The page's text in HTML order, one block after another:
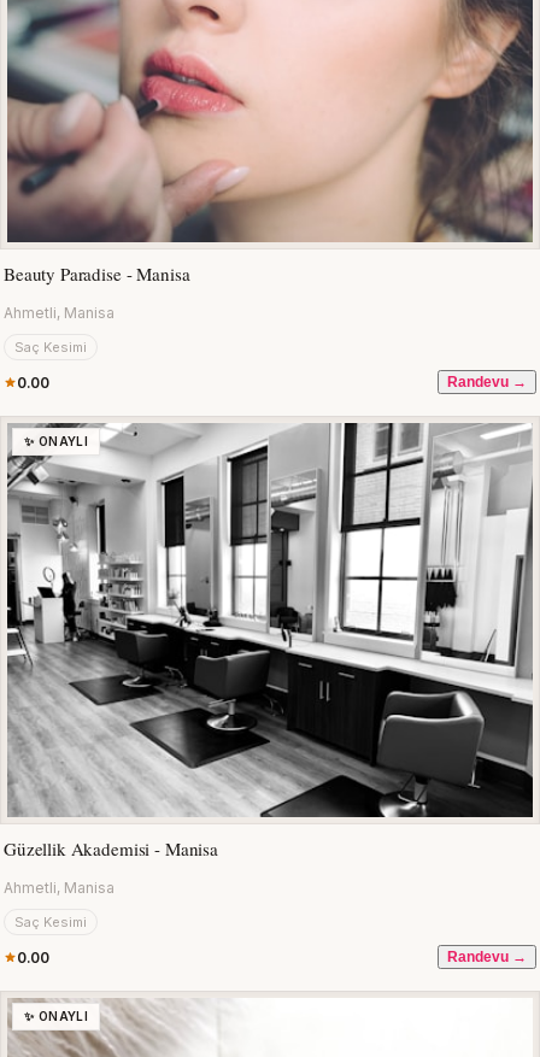
Beauty Paradise - Manisa
Ahmetli, Manisa
Saç Kesimi
0.00 Randevu →
✨ ONAYLI
Güzellik Akademisi - Manisa
Ahmetli, Manisa
Saç Kesimi
0.00 Randevu →
✨ ONAYLI